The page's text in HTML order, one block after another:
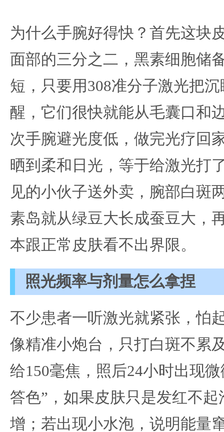
为什么手腕好得快？首先这块
面部的三分之二，黑素细胞储
短，只要用308准分子激光把
醒，它们很快就能从毛囊口和
次手腕避光度低，做完光疗回
晒到柔和日光，等于给激光打
见的小伙子送外卖，腕部白斑
素岛就从绿豆大长成蚕豆大，
本跟正常皮肤看不出界限。
照光频率与剂量怎么拿捏
不少患者一听激光就紧张，怕
像精准小炮台，只打白斑不累
给150毫焦，照后24小时出现
答色”，如果皮肤只是发红不
增；若出现小水泡，说明能量